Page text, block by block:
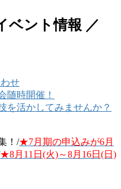
ベント情報 ／
！/★7月期の申込みが6月
★8月11日(火)～8月16日(日)